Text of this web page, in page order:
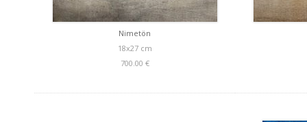
Nimetön
18x27 cm
700.00 €